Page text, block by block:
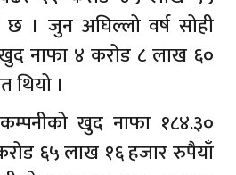
। जुन अघिल्लो वर्ष सोही
नाफा ४ करोड ८ लाख ६०
थियो ।
खुद नाफा १८४.३०
६५ लाख १६ हजार रुपैयाँ